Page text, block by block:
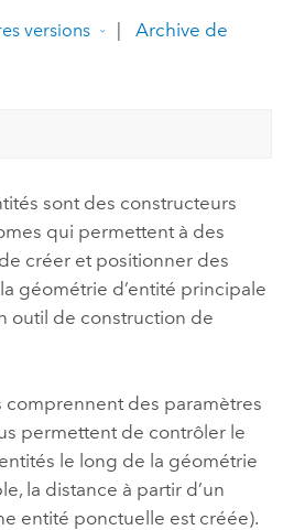
versions |
Archive de
sont des constructeurs
qui permettent à des
de créer et positionner des
géométrie d’entité principale
outil de construction de
comprennent des paramètres
permettent de contrôler le
le long de la géométrie
la distance à partir d’un
entité ponctuelle est créée).